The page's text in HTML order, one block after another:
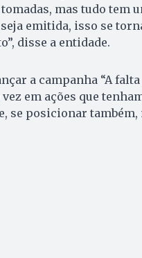
mas tudo tem
emitida, isso se
disse a entidade.
a campanha “A
em ações que
se posicionar também,